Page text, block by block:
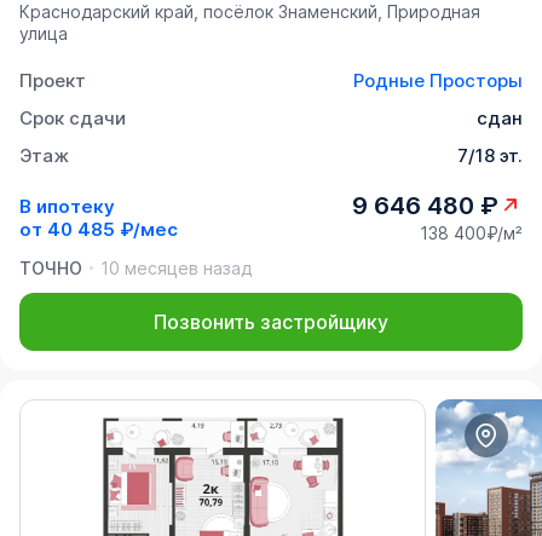
Краснодарский край, посёлок Знаменский, Природная
улица
Проект
Родные Просторы
Срок сдачи
сдан
Этаж
7/18 эт.
В ипотеку
от 40 485 ₽/мес
9 646 480 ₽
138 400₽/м²
ТОЧНО
10 месяцев назад
Позвонить застройщику